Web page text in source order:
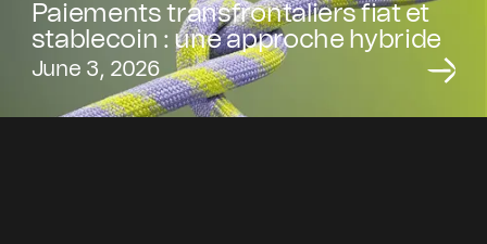
Paiements transfrontaliers fiat et
stablecoin : une approche hybride
June 3, 2026